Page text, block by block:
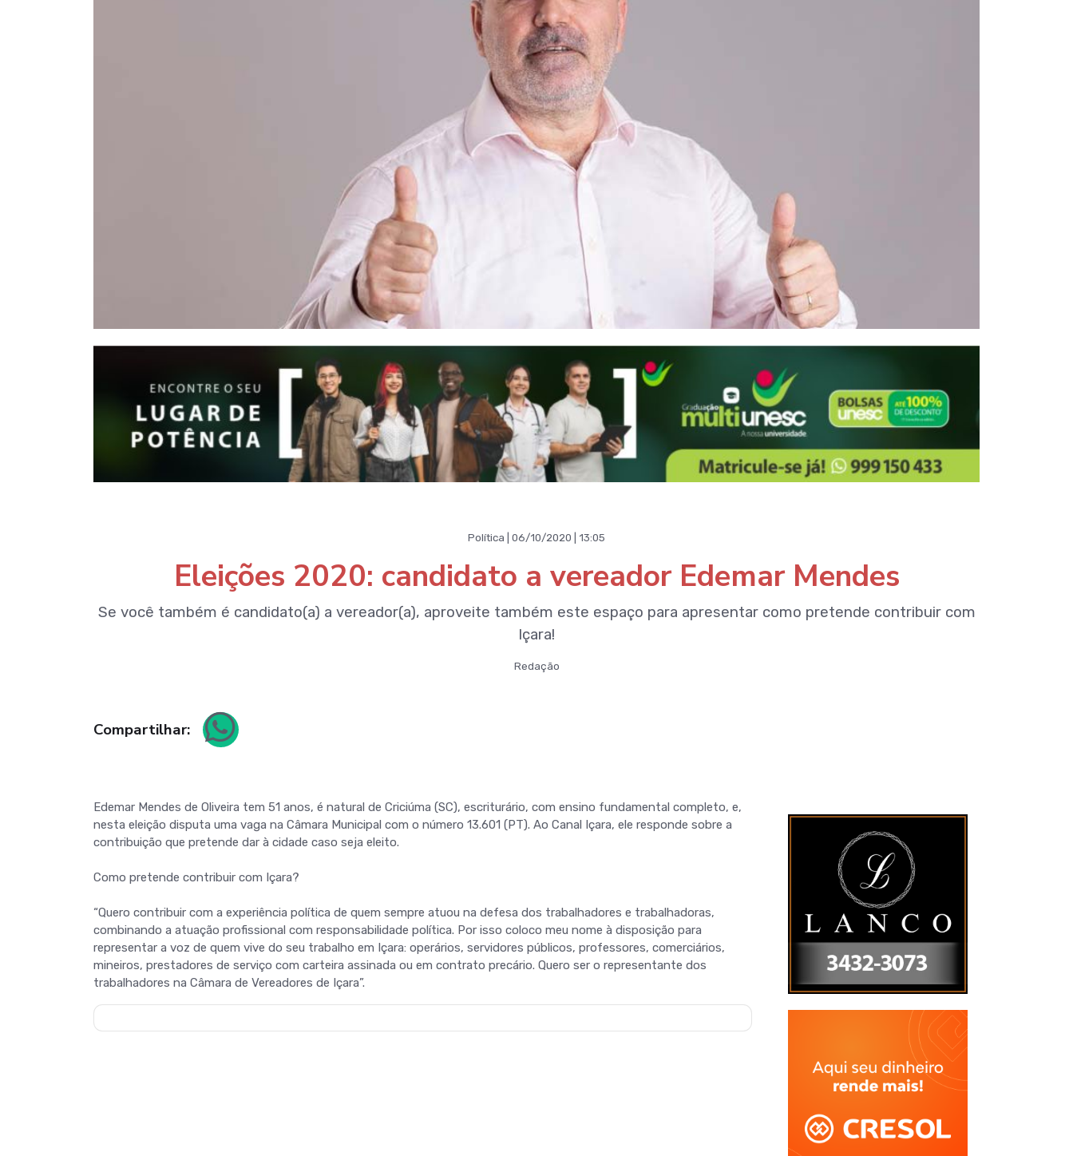
Política | 06/10/2020 | 13:05
Eleições 2020: candidato a vereador Edemar Mendes
Se você também é candidato(a) a vereador(a), aproveite também este espaço para apresentar como pretende contribuir com
Içara!
Redação
Compartilhar:
Edemar Mendes de Oliveira tem 51 anos, é natural de Criciúma (SC), escriturário, com ensino fundamental completo, e,
nesta eleição disputa uma vaga na Câmara Municipal com o número 13.601 (PT). Ao Canal Içara, ele responde sobre a
contribuição que pretende dar à cidade caso seja eleito.
Como pretende contribuir com Içara?
“Quero contribuir com a experiência política de quem sempre atuou na defesa dos trabalhadores e trabalhadoras,
combinando a atuação profissional com responsabilidade política. Por isso coloco meu nome à disposição para
representar a voz de quem vive do seu trabalho em Içara: operários, servidores públicos, professores, comerciários,
mineiros, prestadores de serviço com carteira assinada ou em contrato precário. Quero ser o representante dos
trabalhadores na Câmara de Vereadores de Içara”.